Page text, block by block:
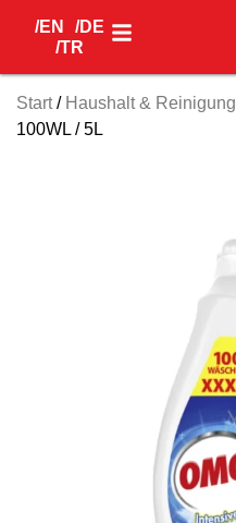
/EN
/DE
/TR
Start/ Haushalt & Reinigung
100WL / 5L